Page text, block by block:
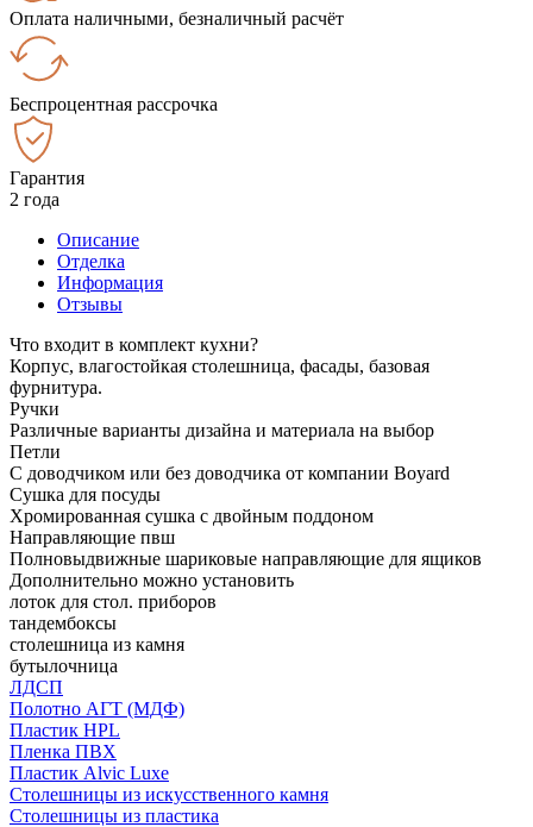
Оплата наличными, безналичный расчёт
Беспроцентная рассрочка
Гарантия
2 года
Описание
Отделка
Информация
Отзывы
Что входит в комплект кухни?
Корпус, влагостойкая столешница, фасады, базовая
фурнитура.
Ручки
Различные варианты дизайна и материала на выбор
Петли
С доводчиком или без доводчика от компании Boyard
Сушка для посуды
Хромированная сушка с двойным поддоном
Направляющие пвш
Полновыдвижные шариковые направляющие для ящиков
Дополнительно можно установить
лоток для стол. приборов
тандембоксы
столешница из камня
бутылочница
ЛДСП
Полотно АГТ (МДФ)
Пластик HPL
Пленка ПВХ
Пластик Alvic Luxe
Столешницы из искусственного камня
Столешницы из пластика